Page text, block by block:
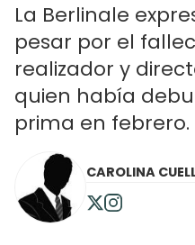
La Berlinale
pesar por el
realizador y
quien había
prima en febrero.
CAROLINA